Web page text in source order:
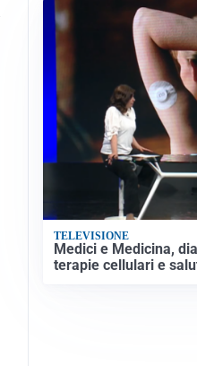
TELEVISIONE
Medici e Medicina,
terapie cellulari e